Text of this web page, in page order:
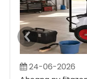
24-06-2026